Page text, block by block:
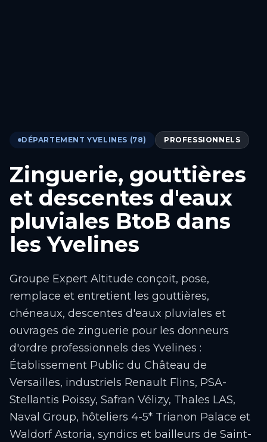
DÉPARTEMENT YVELINES (78) PROFESSIONNELS
Zinguerie, gouttières
et descentes d'eaux
pluviales BtoB dans
les Yvelines
Groupe Expert Altitude conçoit, pose,
remplace et entretient les gouttières,
chéneaux, descentes d'eaux pluviales et
ouvrages de zinguerie pour les donneurs
d'ordre professionnels des Yvelines :
Établissement Public du Château de
Versailles, industriels Renault Flins, PSA-
Stellantis Poissy, Safran Vélizy, Thales LAS,
Naval Group, hôteliers 4-5* Trianon Palace et
Waldorf Astoria, syndics et bailleurs de Saint-